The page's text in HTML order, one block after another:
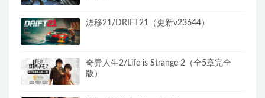
漂移21/DRIFT21（更新v23644）
奇异人生2/Life is Strange 2（全5章完全
版）